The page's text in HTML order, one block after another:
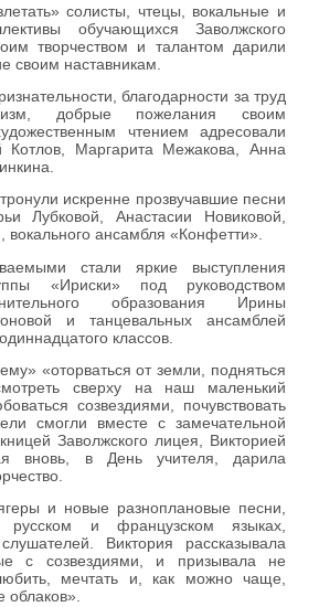
солисты, чтецы, вокальные и
обучающихся Заволжского
творчеством и талантом дарили
своим наставникам.
благодарности за труд
добрые пожелания своим
чтением адресовали
Котлов, Маргарита Межакова, Анна
искренне прозвучавшие песни
Лубковой, Анастасии Новиковой,
вокального ансамбля «Конфетти».
стали яркие выступления
«Ириски» под руководством
образования Ирины
и танцевальных ансамблей
классов.
«оторваться от земли, подняться
сверху на наш маленький
созвездиями, почувствовать
смогли вместе с замечательной
Заволжского лицея, Викторией
вновь, в День учителя, дарила
и новые разноплановые песни,
русском и французском языках,
Виктория рассказывала
с созвездиями, и призывала не
мечтать и, как можно чаще,
облаков».